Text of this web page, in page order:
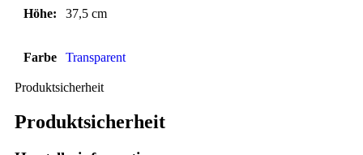
Höhe: 37,5 cm
Farbe Transparent
Produktsicherheit
Produktsicherheit